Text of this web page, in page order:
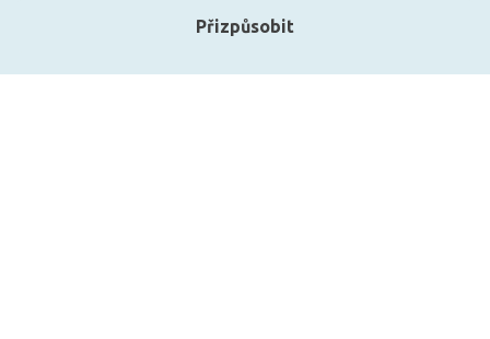
Přizpůsobit